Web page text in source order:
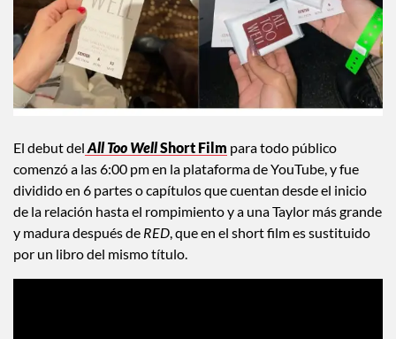
El debut del All Too WellShort Film para todo público
comenzó a las 6:00 pm en la plataforma de YouTube, y fue
dividido en 6 partes o capítulos que cuentan desde el inicio
de la relación hasta el rompimiento y a una Taylor más grande
y madura después de RED , que en el short film es sustituido
por un libro del mismo título.